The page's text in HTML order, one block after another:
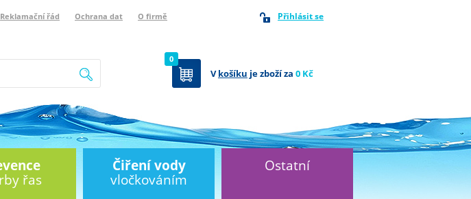
Reklamační řád Ochrana dat O firmě Přihlásit se
Hledat
Vkošíku je zboží za 0 Kč
0
řas
Čiření vody
vločkováním
Ostatní